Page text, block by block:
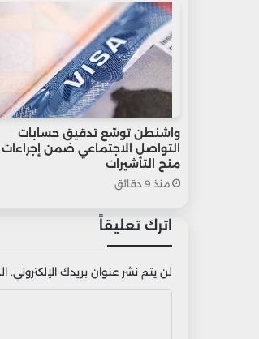
واشنطن توسّع تدقيق حسابات
التواصل الاجتماعي ضمن إجراءات
منح التأشيرات
منذ 9 دقائق
اترك تعليقاً
لن يتم نشر عنوان بريدك الإلكتروني.